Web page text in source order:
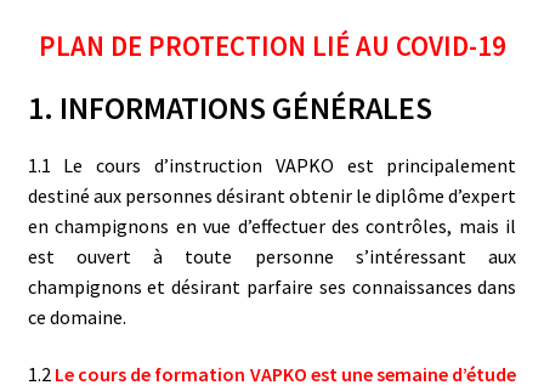
PLAN DE PROTECTION LIÉ AU COVID-19
1. INFORMATIONS GÉNÉRALES
1.1 Le cours d’instruction VAPKO est principalement
destiné aux personnes désirant obtenir le diplôme d’expert
en champignons en vue d’effectuer des contrôles, mais il
est ouvert à toute personne s’intéressant aux
champignons et désirant parfaire ses connaissances dans
ce domaine.
1.2 Le cours de formation VAPKO est une semaine d’étude